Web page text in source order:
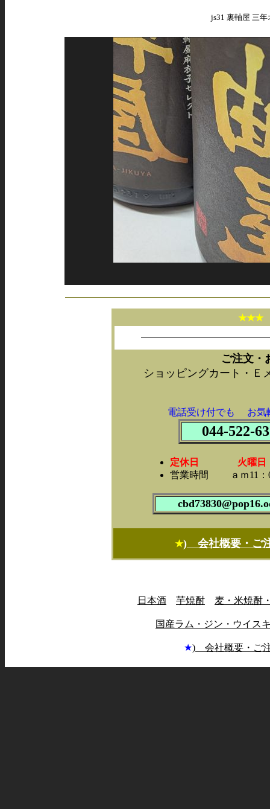
js31 裏軸屋 三
ご注文・
ショッピングカート・Ｅ
電話受け付でも お気
044-522-
定休日 火曜日・
営業時間 ａｍ11：
★) 会社概要・ご
日本酒 芋焼酎 麦・米焼酎
国産ラム・ジン・ウイス
★) 会社概要・ご